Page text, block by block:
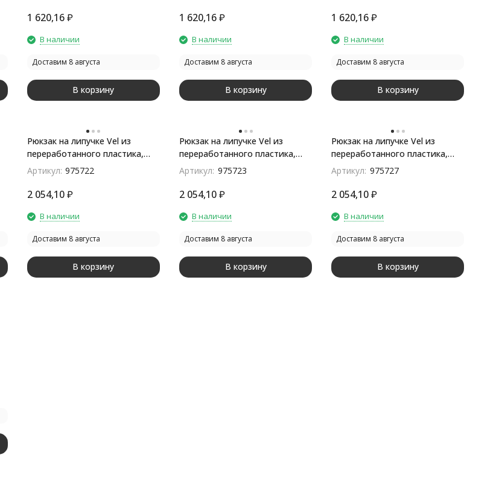
1 620,16₽
В наличии
Доставим 8 августа
В корзину
1 620,16₽
В наличии
Доставим 8 августа
В корзину
1 620,16₽
В наличии
Доставим 8 августа
В корзину
Рюкзак на липучке Vel из
переработанного пластика,
синий
Артикул: 975722
2 054,10₽
В наличии
Доставим 8 августа
В корзину
Рюкзак на липучке Vel из
переработанного пластика,
темно-зеленый
Артикул: 975723
2 054,10₽
В наличии
Доставим 8 августа
В корзину
Рюкзак на липучке Vel из
переработанного пластика,
черный
Артикул: 975727
2 054,10₽
В наличии
Доставим 8 августа
В корзину